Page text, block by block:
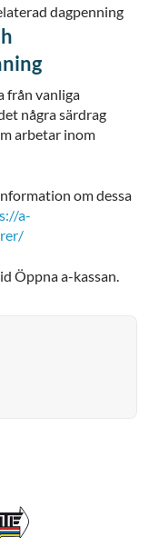
dagpenning
från vanliga
några särdrag
arbetar inom
om dessa
a-
Öppna a-kassan.